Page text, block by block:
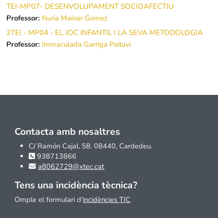
TEI-MP07- DESENVOLUPAMENT SOCIOAFECTIU
Professor: Nuria Mainar Gomez
2TEI - MP04 - EL JOC INFANTIL I LA SEVA METODOLOGIA
Professor: Immaculada Garriga Paituvi
Contacta amb nosaltres
C/ Ramón Cajal, 58. 08440, Cardedeu.
938713866
a8062729@xtec.cat
Tens una incidència tècnica?
Omple el formulari d'incidències TIC